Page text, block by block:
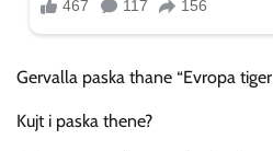
Gervalla paska thane “Evropa tiger
Kujt i paska thene?